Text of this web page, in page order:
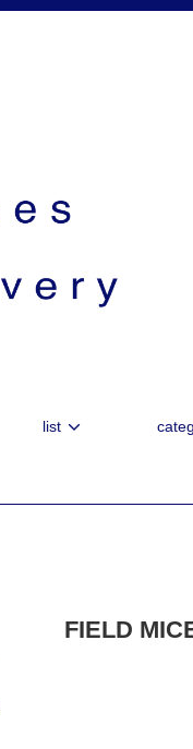
list
FIELD